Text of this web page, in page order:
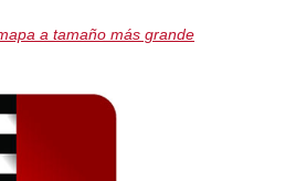
a tamaño más grande